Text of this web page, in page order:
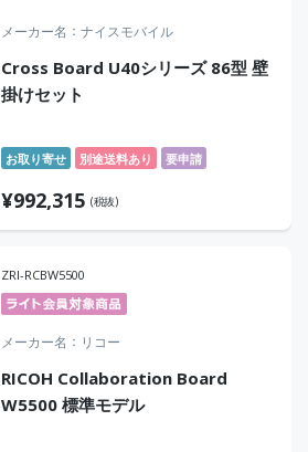
メーカー名 ナイスモバイル
Cross Board U40シリーズ 86型 壁
掛けセット
お取り寄せ 別途送料あり 要申請
¥992,315 (税抜)
ZRI-RCBW5500
メーカー名 リコー
RICOH Collaboration Board
W5500 標準モデル